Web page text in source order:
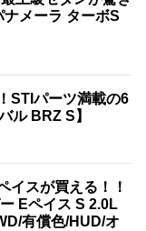
メーラ ターボS
STIパーツ満載の6
ル BRZ S】
イスが買える！！
Eペイス S 2.0L
有償色/HUD/オ